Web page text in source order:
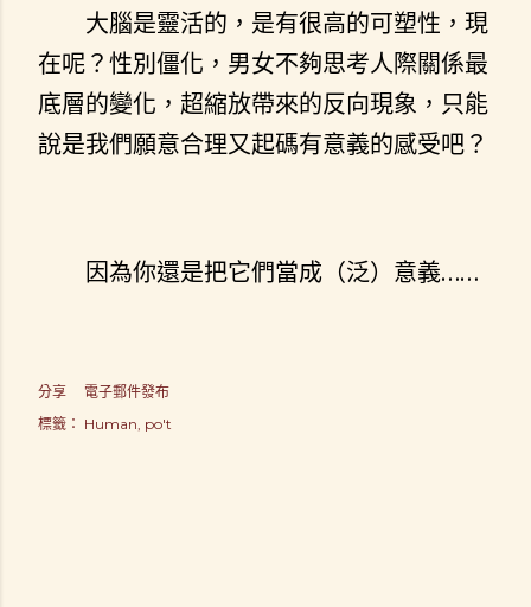
大腦是靈活的，是有很高的可塑性，現
在呢？性別僵化，男女不夠思考人際關係最
底層的變化，超縮放帶來的反向現象，只能
說是我們願意合理又起碼有意義的感受吧？
因為你還是把它們當成（泛）意義……
分享
電子郵件發布
標籤： Human po't